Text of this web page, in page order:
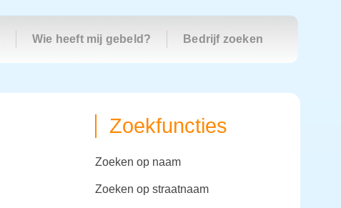
Wie heeft mij gebeld? Bedrijf zoeken
Zoekfuncties
zoeken op naam
zoeken op straatnaam